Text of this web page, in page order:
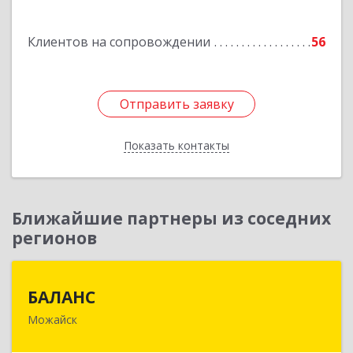
Клиентов на сопровождении 56
Отправить заявку
Показать контакты
Отправить заявку
Назад
Ближайшие партнеры из соседних
регионов
БАЛАНС
Можайск143200, Московская обл, Можайский р-н,